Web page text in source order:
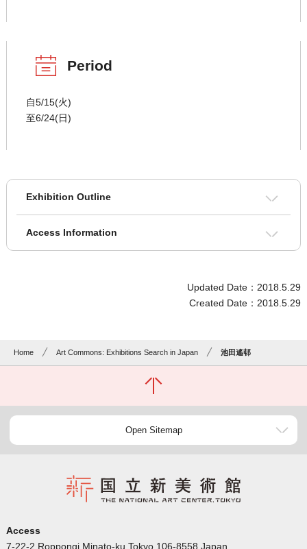
Period
自5/15(火)
至6/24(日)
Exhibition Outline
Access Information
Updated Date：2018.5.29
Created Date：2018.5.29
Home Art Commons: Exhibitions Search in Japan 池田遙邨
Open Sitemap
Access
7-22-2 Roppongi Minato-ku Tokyo 106-8558 Japan